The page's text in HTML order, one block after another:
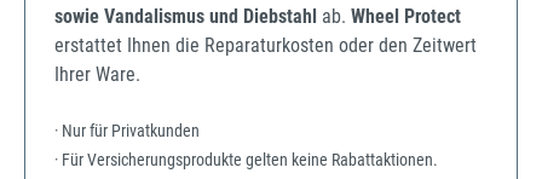
sowie Vandalismus und Diebstahl ab. Wheel Protect
erstattet Ihnen die Reparaturkosten oder den Zeitwert
Ihrer Ware.
· Nur für Privatkunden
· Für Versicherungsprodukte gelten keine Rabattaktionen.